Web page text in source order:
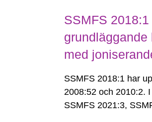
SSMFS
med
SSMFS 2018:1 har
2008:52 och 2010:2.
SSMFS 2021:3,